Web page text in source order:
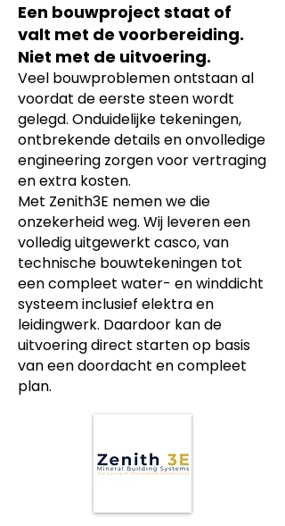
Een bouwproject staat of
valt met de voorbereiding.
Niet met de uitvoering.
Veel bouwproblemen ontstaan al
voordat de eerste steen wordt
gelegd. Onduidelijke tekeningen,
ontbrekende details en onvolledige
engineering zorgen voor vertraging
en extra kosten.
Met Zenith3E nemen we die
onzekerheid weg. Wij leveren een
volledig uitgewerkt casco, van
technische bouwtekeningen tot
een compleet water- en winddicht
systeem inclusief elektra en
leidingwerk. Daardoor kan de
uitvoering direct starten op basis
van een doordacht en compleet
plan.